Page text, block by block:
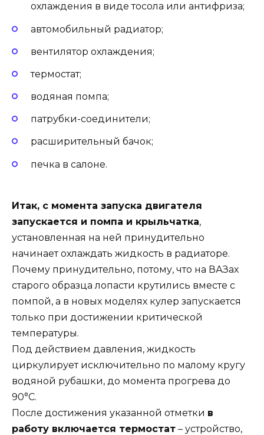
охлаждения в виде тосола или антифриза;
автомобильный радиатор;
вентилятор охлаждения;
термостат;
водяная помпа;
патрубки-соединители;
расширительный бачок;
печка в салоне.
Итак, с момента запуска двигателя
запускается и помпа и крыльчатка,
установленная на ней принудительно
начинает охлаждать жидкость в радиаторе.
Почему принудительно, потому, что на ВАЗах
старого образца лопасти крутились вместе с
помпой, а в новых моделях кулер запускается
только при достижении критической
температуры.
Под действием давления, жидкость
циркулирует исключительно по малому кругу
водяной рубашки, до момента прогрева до
90°C.
После достижения указанной отметки в
работу включается термостат – устройство,